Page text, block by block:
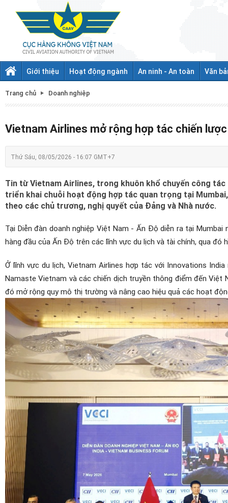
Giới thiệu Hoạt động ngành An ninh - An toàn Văn
Trang chủ Doanh nghiệp
Vietnam Airlines mở rộng hợp tác chiến
Thứ Sáu, 08/05/2026 - 16:07 GMT+7
Tin từ Vietnam Airlines, trong khuôn khổ chuyến công
triển khai chuỗi hoạt động hợp tác quan trọng tại
theo các chủ trương, nghị quyết của Đảng và Nhà nước.
Tại Diễn đàn doanh nghiệp Việt Nam - Ấn Độ diễn ra tại
hàng đầu của Ấn Độ trên các lĩnh vực du lịch và tài chính, qua
Ở lĩnh vực du lịch, Vietnam Airlines hợp tác với Innovations
Namaste Vietnam và các chiến dịch truyền thông điểm đến
đó mở rộng quy mô thị trường và nâng cao hiệu quả các hoạt